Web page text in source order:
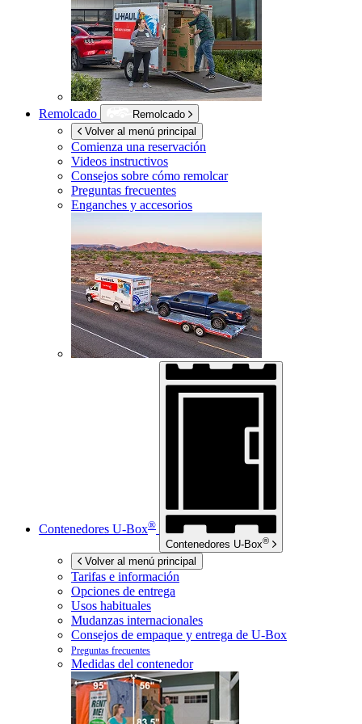
Remolcado
Remolcado
Volver al menú principal
Comienza una reservación
Videos instructivos
Consejos sobre cómo remolcar
Preguntas frecuentes
Enganches y accesorios
Contenedores U-Box®
Contenedores U-Box®
Volver al menú principal
Tarifas e información
Opciones de entrega
Usos habituales
Mudanzas internacionales
Consejos de empaque y entrega de U-Box
Preguntas frecuentes
Medidas del contenedor